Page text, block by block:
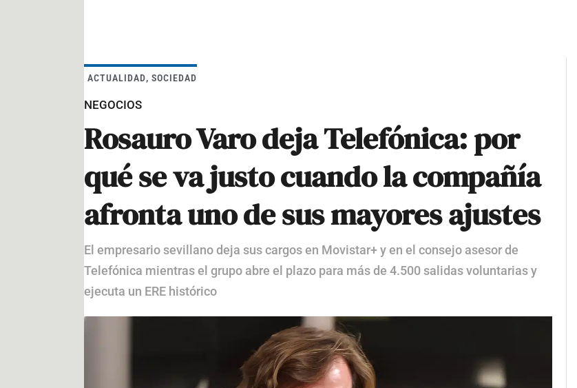
ACTUALIDAD, SOCIEDAD
NEGOCIOS
Rosauro Varo deja Telefónica: por
qué se va justo cuando la compañía
afronta uno de sus mayores ajustes
El empresario sevillano deja sus cargos en Movistar+ y en el consejo asesor de
Telefónica mientras el grupo abre el plazo para más de 4.500 salidas voluntarias y
ejecuta un ERE histórico